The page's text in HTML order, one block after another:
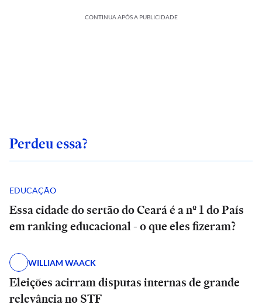
CONTINUA APÓS A PUBLICIDADE
Perdeu essa?
EDUCAÇÃO
Essa cidade do sertão do Ceará é a nº 1 do País
em ranking educacional - o que eles fizeram?
WILLIAM WAACK
Eleições acirram disputas internas de grande
relevância no STF